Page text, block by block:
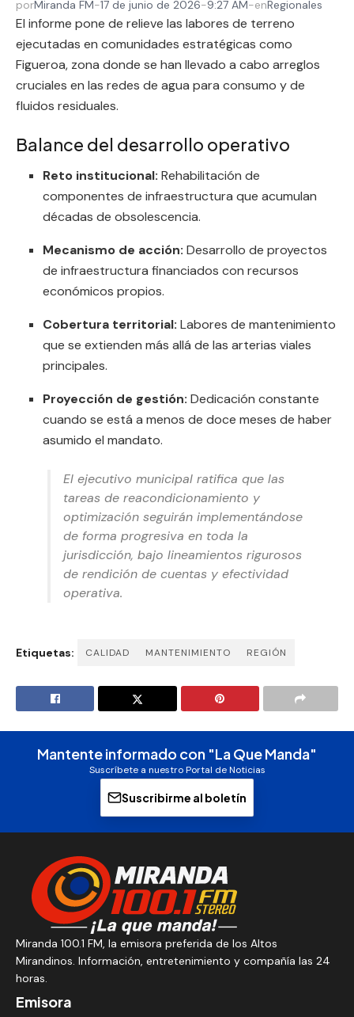
porMiranda FM-17 de junio de 2026-9:27 AM-enRegionales
El informe pone de relieve las labores de terreno
ejecutadas en comunidades estratégicas como
Figueroa, zona donde se han llevado a cabo arreglos
cruciales en las redes de agua para consumo y de
fluidos residuales.
Balance del desarrollo operativo
Reto institucional: Rehabilitación de
componentes de infraestructura que acumulan
décadas de obsolescencia.
Mecanismo de acción: Desarrollo de proyectos
de infraestructura financiados con recursos
económicos propios.
Cobertura territorial: Labores de mantenimiento
que se extienden más allá de las arterias viales
principales.
Proyección de gestión: Dedicación constante
cuando se está a menos de doce meses de haber
asumido el mandato.
El ejecutivo municipal ratifica que las
tareas de reacondicionamiento y
optimización seguirán implementándose
de forma progresiva en toda la
jurisdicción, bajo lineamientos rigurosos
de rendición de cuentas y efectividad
operativa.
Etiquetas: CALIDAD MANTENIMIENTO REGIÓN
Mantente informado con "La Que Manda"
Suscríbete a nuestro Portal de Noticias
Suscribirme al boletín
Miranda 100.1 FM, la emisora preferida de los Altos
Mirandinos. Información, entretenimiento y compañía las 24
horas.
Emisora